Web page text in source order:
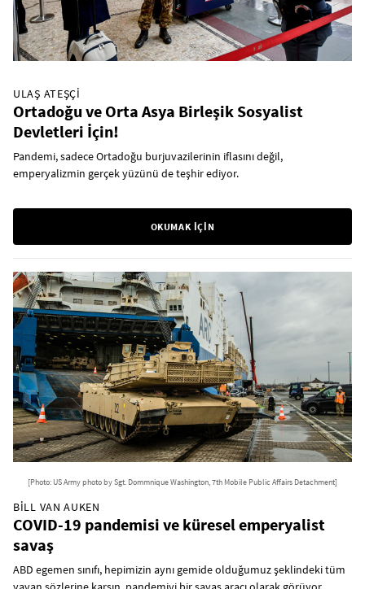
ULAŞ ATEŞÇİ
Ortadoğu ve Orta Asya Birleşik Sosyalist
Devletleri İçin!
Pandemi, sadece Ortadoğu burjuvazilerinin iflasını değil,
emperyalizmin gerçek yüzünü de teşhir ediyor.
OKUMAK İÇİN
[Photo: US Army photo by Sgt. Dommnique Washington, 7th Mobile Public Affairs Detachment]
BILL VAN AUKEN
COVID-19 pandemisi ve küresel emperyalist
savaş
ABD egemen sınıfı, hepimizin aynı gemide olduğumuz şeklindeki tüm